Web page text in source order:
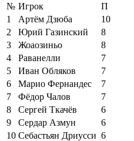
№ Игрок
П
1
Артём Дзюба
10
2
Юрий Газинский
8
3
Жоаозиньо
8
4
Раванелли
7
5
Иван Обляков
7
6
Марио Фернандес
7
7
Фёдор Чалов
7
8
Сергей Ткачёв
6
9
Сердар Азмун
6
10 Себастьян Дриусси 6